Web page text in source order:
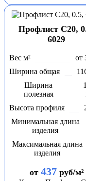
Профлист С20,
6029
Вес м²
от
Ширина общая
Ширина
полезная
Высота профиля
Минимальная длина
изделия
Максимальная длина
изделия
от 437руб/м²